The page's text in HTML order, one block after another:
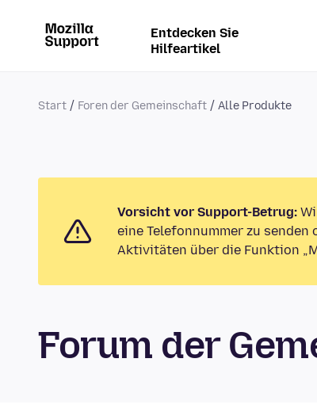
Entdecken Sie
Hilfeartikel
Start Foren der Gemeinschaft Alle Produkte
Vorsicht vor Support-Betrug:
eine Telefonnummer zu
Aktivitäten über die Funktion
Forum der